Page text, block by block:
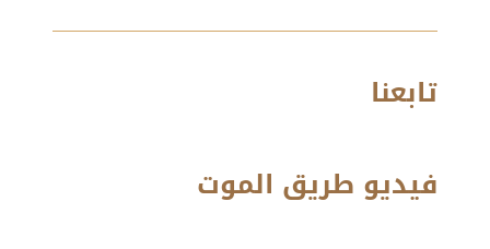
تابعنا
فيديو طريق الموت